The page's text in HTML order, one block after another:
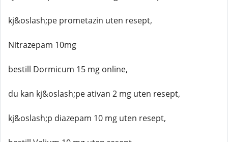
kj&oslash;pe prometazin uten resept,
Nitrazepam 10mg
bestill Dormicum 15 mg online,
du kan kj&oslash;pe ativan 2 mg uten resept,
kj&oslash;p diazepam 10 mg uten resept,